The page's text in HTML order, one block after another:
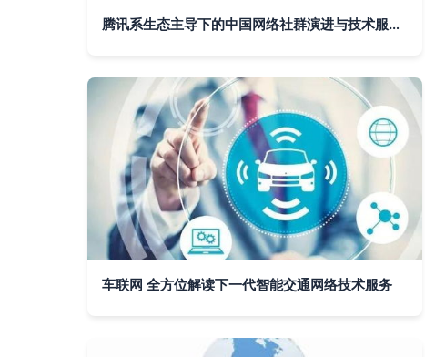
腾讯系生态主导下的中国网络社群演进与技术服务新趋势
车联网 全方位解读下一代智能交通网络技术服务